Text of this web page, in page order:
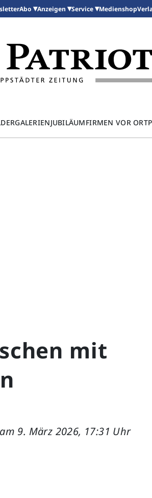
Abo Anzeigen Service Medienshop
JUBILÄUMFIRMEN VOR ORT
mit
am 9. März 2026, 17:31 Uhr